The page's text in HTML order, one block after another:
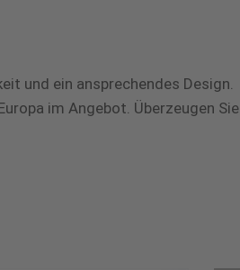
und ein ansprechendes Design.
im Angebot. Überzeugen Sie